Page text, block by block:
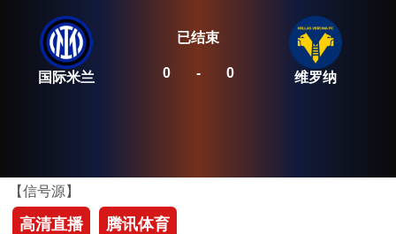
国际米兰 0 - 0
已结束
维罗纳
【信号源】
高清直播 腾讯体育